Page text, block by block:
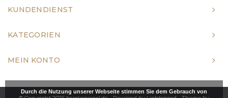
KUNDENDIENST
KATEGORIEN
MEIN KONTO
Durch die Nutzung unserer Webseite stimmen Sie dem Gebrauch von